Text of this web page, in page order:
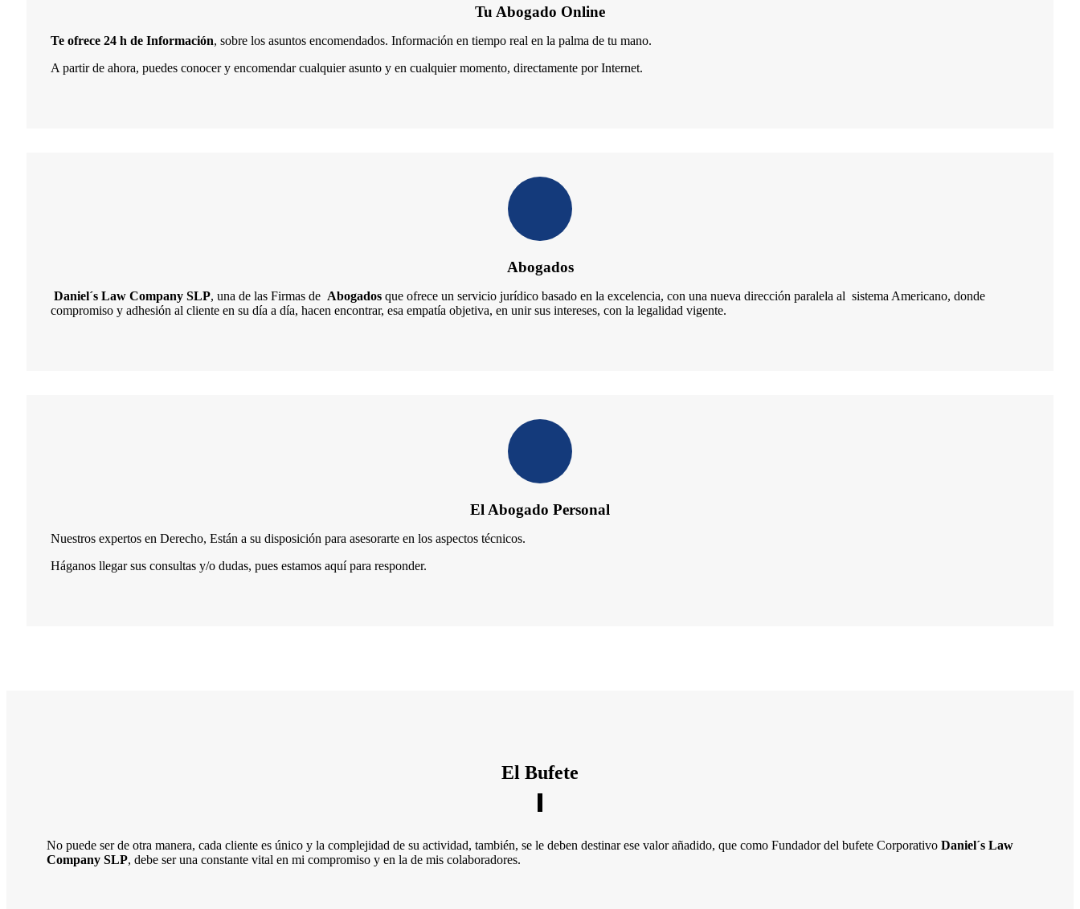
Tu Abogado Online
Te ofrece 24 h de Información, sobre los asuntos encomendados. Información en tiempo real en la palma de tu mano.
A partir de ahora, puedes conocer y encomendar cualquier asunto y en cualquier momento, directamente por Internet.
Abogados
Daniel´s Law Company SLP, una de las Firmas de Abogados que ofrece un servicio jurídico basado en la excelencia, con una nueva dirección paralela al sistema Americano, donde
compromiso y adhesión al cliente en su día a día, hacen encontrar, esa empatía objetiva, en unir sus intereses, con la legalidad vigente.
El Abogado Personal
Nuestros expertos en Derecho, Están a su disposición para asesorarte en los aspectos técnicos.
Háganos llegar sus consultas y/o dudas, pues estamos aquí para responder.
El Bufete
No puede ser de otra manera, cada cliente es único y la complejidad de su actividad, también, se le deben destinar ese valor añadido, que como Fundador del bufete Corporativo Daniel´s Law
Company SLP, debe ser una constante vital en mi compromiso y en la de mis colaboradores.